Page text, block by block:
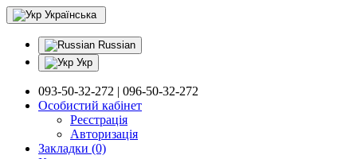
Українська
Russian
Укр
093-50-32-272 | 096-50-32-272
Особистий кабінет
Реєстрація
Авторизація
Закладки (0)